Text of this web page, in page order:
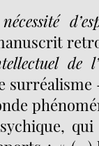
de
qui